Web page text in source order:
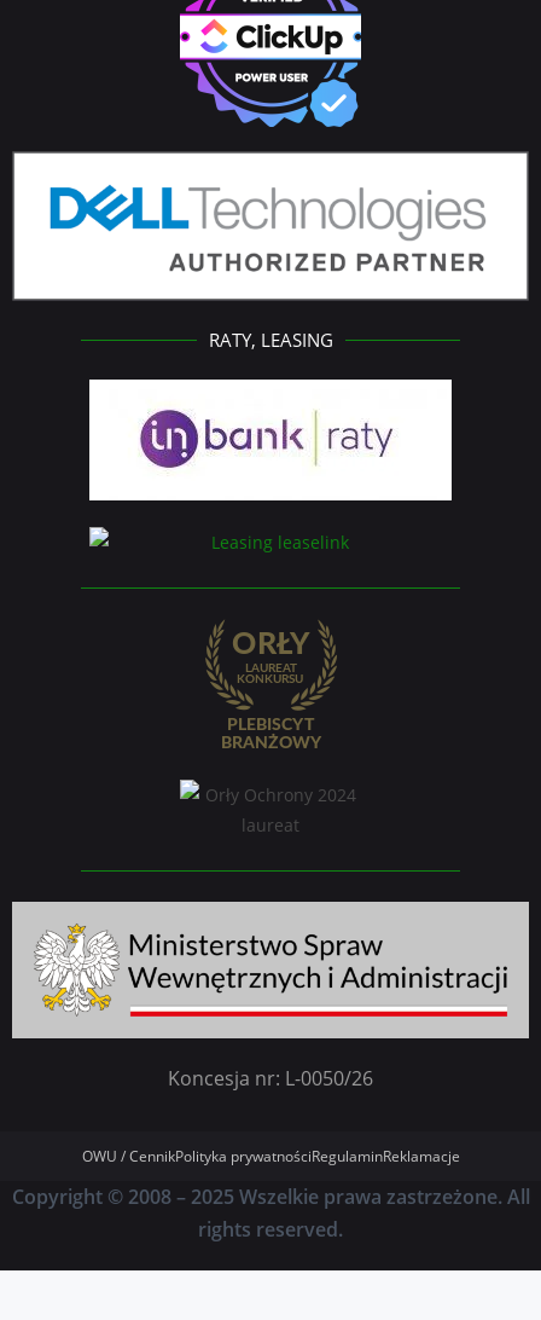
RATY, LEASING
Koncesja nr: L-0050/26
OWU / CennikPolityka prywatnościRegulaminReklamacje
Copyright © 2008 – 2025 Wszelkie prawa zastrzeżone. All
rights reserved.